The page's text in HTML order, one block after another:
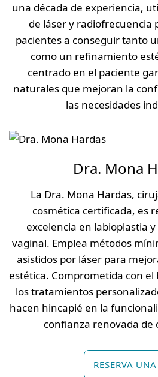
una década de experiencia,
de láser y radiofrecuencia
pacientes a conseguir tanto
como un refinamiento
centrado en el paciente
naturales que mejoran la
las necesidades
Dra. Mona
La Dra. Mona Hardas,
cosmética certificada, es
excelencia en labioplastia
vaginal. Emplea métodos
asistidos por láser para
estética. Comprometida con
los tratamientos
hacen hincapié en la
confianza renovada de
RESERVA